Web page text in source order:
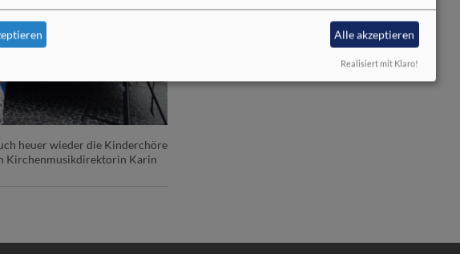
heuer wieder die Kinderchöre
Kirchenmusikdirektorin Karin
Alle akzeptieren
Realisiert mit Klaro!